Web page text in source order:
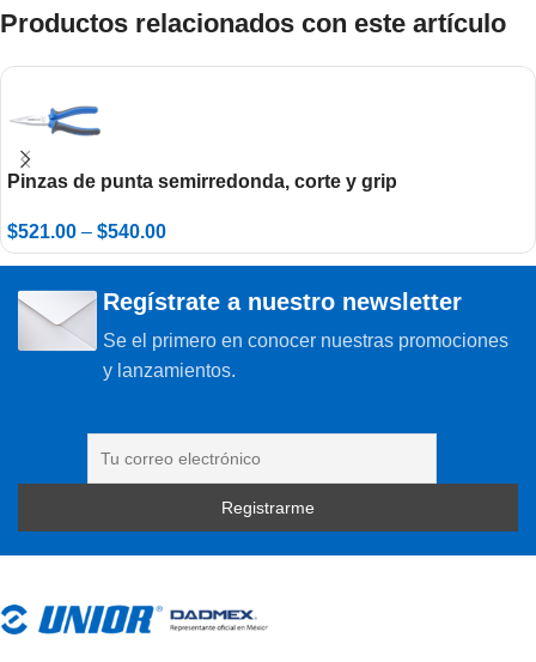
Productos relacionados con este artículo
Pinzas de punta semirredonda, corte y grip
$521.00 – $540.00
Regístrate a nuestro newsletter
Se el primero en conocer nuestras promociones
y lanzamientos.